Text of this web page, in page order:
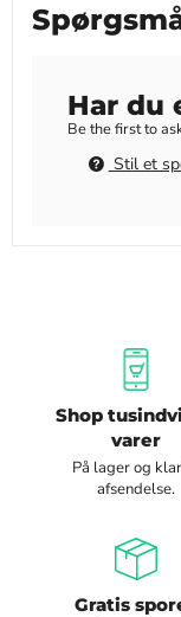
Har du
Be the first to
Stil et
Shop
varer
På lager og
afsendelse.
Gratis